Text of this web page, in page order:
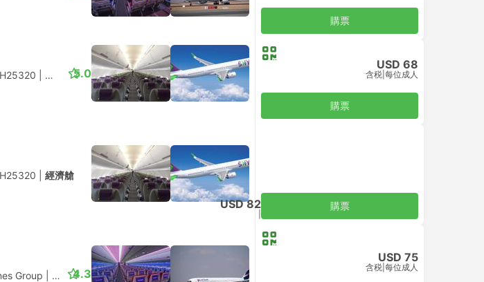
購票
經濟艙5.0
USD 68
含税 每位成人
購票
經濟艙
USD 82 購票
Group 航班 #LA2063|經濟艙
4.3
USD 75
含税 每位成人